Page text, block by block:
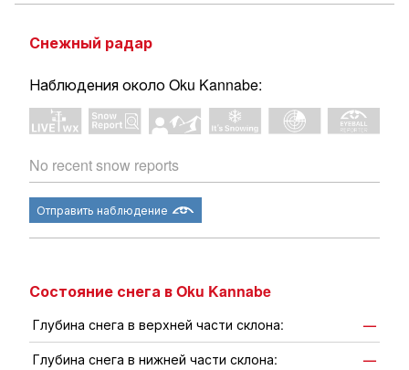
Снежный радар
Наблюдения около Oku Kannabe:
No recent snow reports
Отправить наблюдение
Состояние снега в Oku Kannabe
Глубина снега в верхней части склона:
—
Глубина снега в нижней части склона:
—